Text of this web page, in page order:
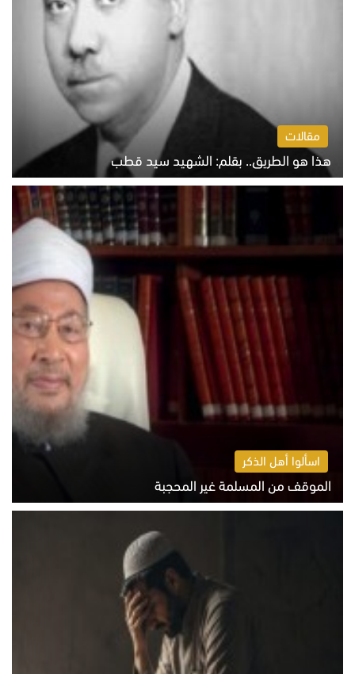
مقالات
هذا هو الطريق.. بقلم: الشهيد سيد قطب
الخميس 6 أغسطس 2026 10:52 ص
اسألوا أهل الذكر
الموقف من المسلمة غير المحجبة
الخميس 6 أغسطس 2026 10:45 ص